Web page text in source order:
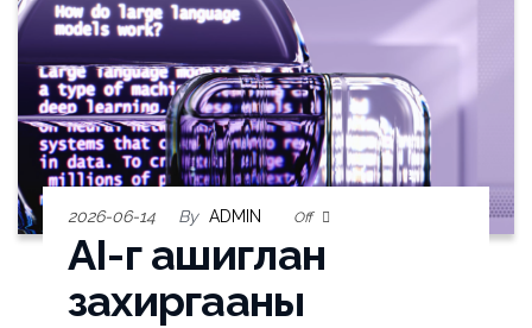
2026-06-14 By ADMIN Off
AI-г ашиглан
захиргааны